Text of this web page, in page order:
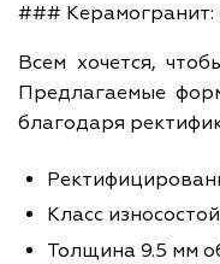
### Керамогранит:
Всем хочется,
Предлагаемые
благодаря
Класс
Толщина 9.5 мм